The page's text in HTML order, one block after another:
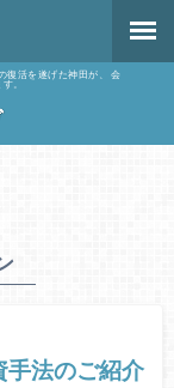
復活を遂げた神田が、 会
。
法のご紹介